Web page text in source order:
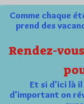
Comme chaque
prend des
Rendez-
Et si d'ici là
d'important on